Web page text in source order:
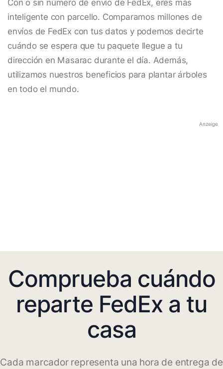
Con o sin número de envío de FedEx, eres más
inteligente con parcello. Comparamos millones de
envíos de FedEx con tus datos y podemos decirte
cuándo se espera que tu paquete llegue a tu
dirección en Masarac durante el día. Además,
utilizamos nuestros beneficios para plantar árboles
en todo el mundo.
Anzeige
Comprueba cuándo
reparte FedEx a tu
casa
Cada marcador representa una hora de entrega de